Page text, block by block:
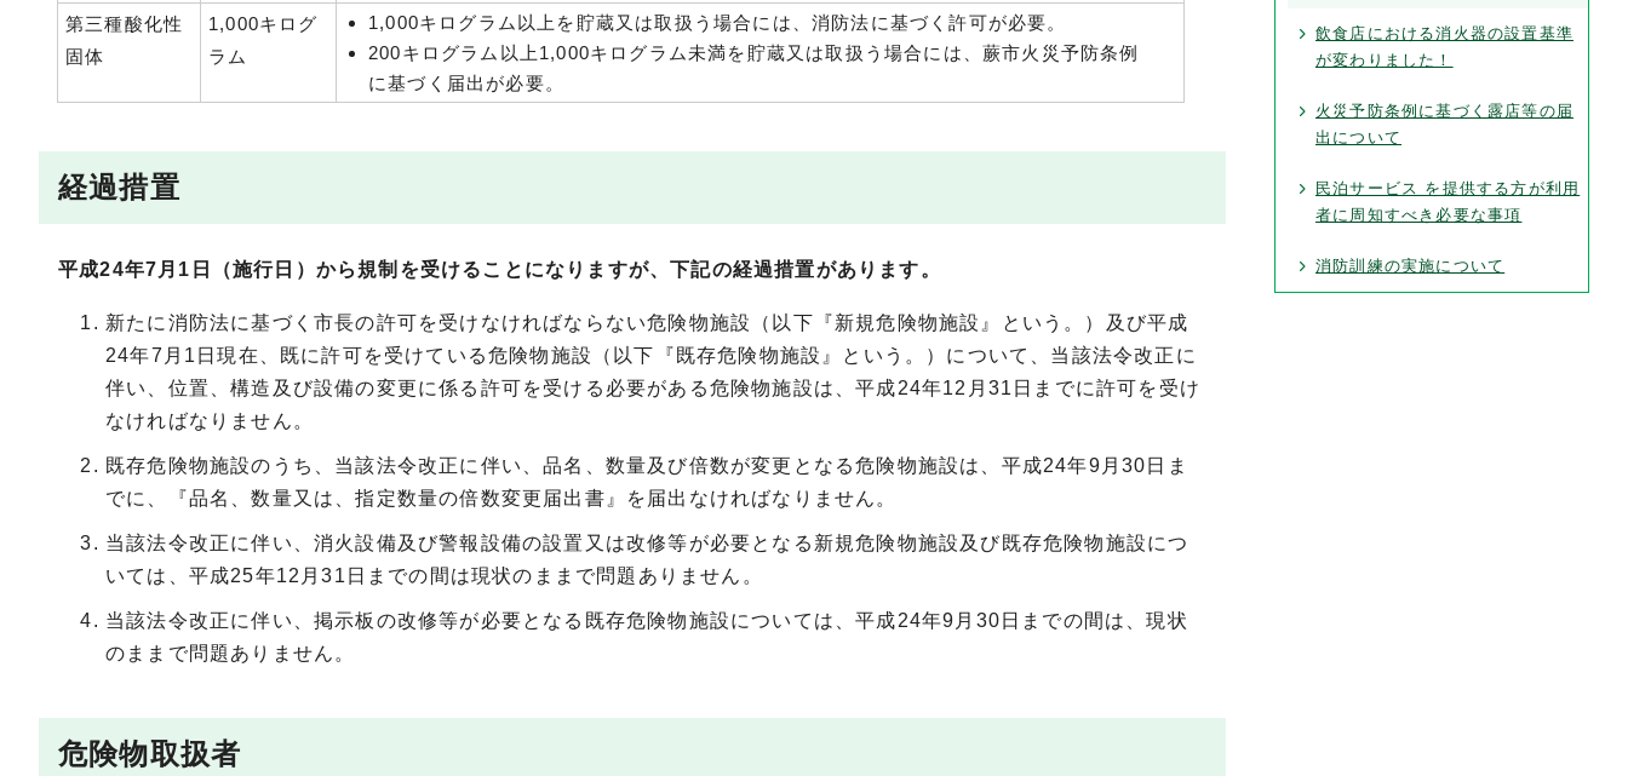
第三種酸化性
固体
1,000キログ
ラム
1,000キログラム以上を貯蔵又は取扱う場合には、消防法に基づく許可が必要。
200キログラム以上1,000キログラム未満を貯蔵又は取扱う場合には、蕨市火災予防条例
に基づく届出が必要。
経過措置
平成24年7月1日（施行日）から規制を受けることになりますが、下記の経過措置があります。
新たに消防法に基づく市長の許可を受けなければならない危険物施設（以下『新規危険物施設』という。）及び平成
24年7月1日現在、既に許可を受けている危険物施設（以下『既存危険物施設』という。）について、当該法令改正に
伴い、位置、構造及び設備の変更に係る許可を受ける必要がある危険物施設は、平成24年12月31日までに許可を受け
なければなりません。
既存危険物施設のうち、当該法令改正に伴い、品名、数量及び倍数が変更となる危険物施設は、平成24年9月30日ま
でに、『品名、数量又は、指定数量の倍数変更届出書』を届出なければなりません。
当該法令改正に伴い、消火設備及び警報設備の設置又は改修等が必要となる新規危険物施設及び既存危険物施設につ
いては、平成25年12月31日までの間は現状のままで問題ありません。
当該法令改正に伴い、掲示板の改修等が必要となる既存危険物施設については、平成24年9月30日までの間は、現状
のままで問題ありません。
危険物取扱者
飲食店における消火器の設置基準
が変わりました！
火災予防条例に基づく露店等の届
出について
民泊サービス を提供する方が利用
者に周知すべき必要な事項
消防訓練の実施について